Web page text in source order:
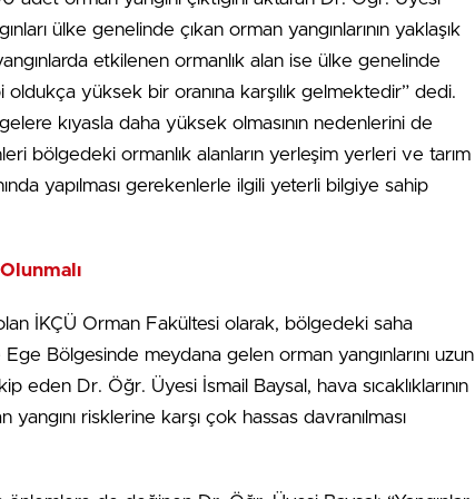
ülke genelinde çıkan orman yangınlarının yaklaşık
etkilenen ormanlık alan ise ülke genelinde
oldukça yüksek bir oranına karşılık gelmektedir” dedi.
kıyasla daha yüksek olmasının nedenlerini de
bölgedeki ormanlık alanların yerleşim yerleri ve tarım
yapılması gerekenlerle ilgili yeterli bilgiye sahip
İKÇÜ Orman Fakültesi olarak, bölgedeki saha
Bölgesinde meydana gelen orman yangınlarını uzun
eden Dr. Öğr. Üyesi İsmail Baysal, hava sıcaklıklarının
risklerine karşı çok hassas davranılması